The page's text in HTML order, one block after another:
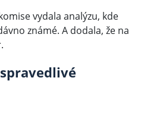
vydala analýzu, kde
známé. A dodala, že na